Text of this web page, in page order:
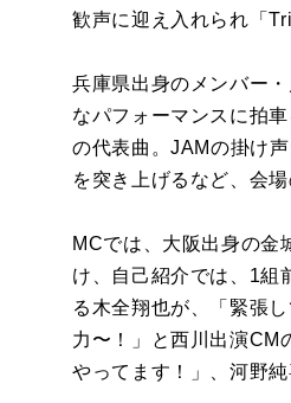
歓声に迎え入れられ「
兵庫県出身のメンバー
なパフォーマンスに拍
の代表曲。JAMの掛け
を突き上げるなど、会
MCでは、大阪出身の金
け、自己紹介では、1組
る木全翔也が、「緊張
力〜！」と西川出演CM
やってます！」、河野